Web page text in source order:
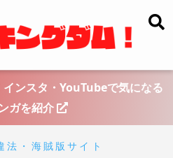
ンスタ・YouTubeで気になる
ガを紹介
法・海賊版サイト